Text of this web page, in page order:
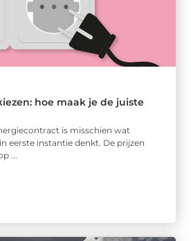
hoe maak je de juiste
is misschien wat
eerste instantie denkt. De prijzen
...